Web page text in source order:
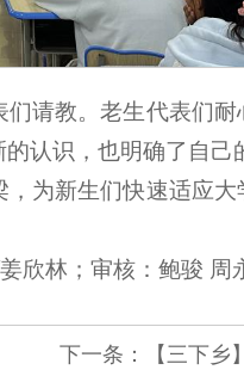
请教。老生代表们
认识，也明确了自己
为新生们快速适应
姜欣林；审核：鲍骏 周
下一条：【三下乡